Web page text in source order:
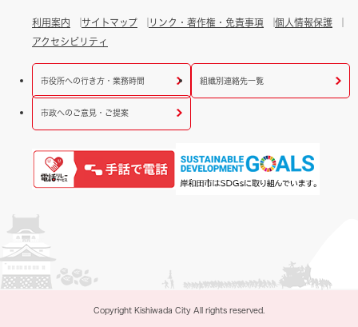
利用案内 サイトマップ リンク・著作権・免責事項
個人情報保護
アクセシビリティ
市役所への行き方・業務時間 組織別連絡先一覧
市政へのご意見・ご提案
Copyright Kishiwada City All rights reserved.